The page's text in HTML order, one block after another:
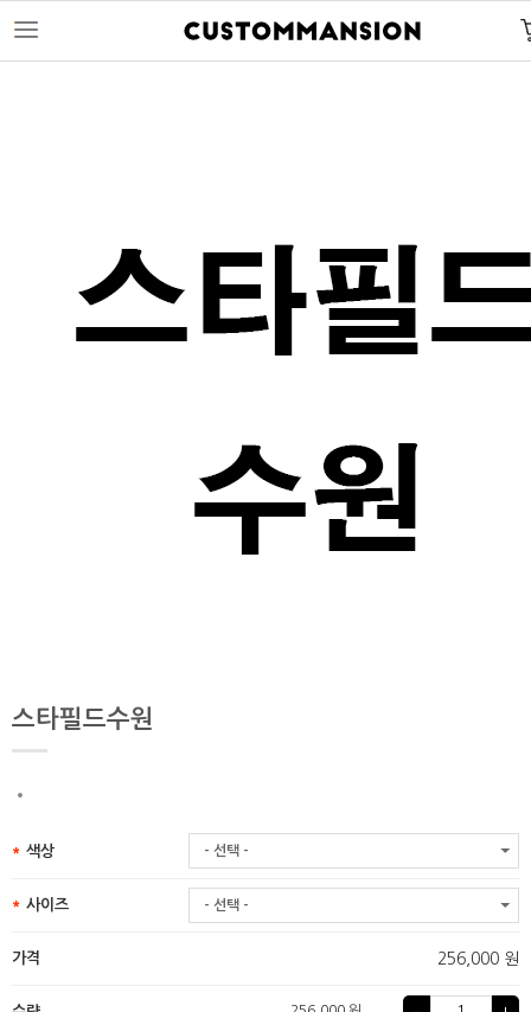
스타필드수원
색상 - 선택 -
사이즈 - 선택 -
가격 256,000 원